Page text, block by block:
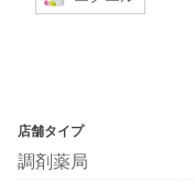
店舗タイプ
調剤薬局